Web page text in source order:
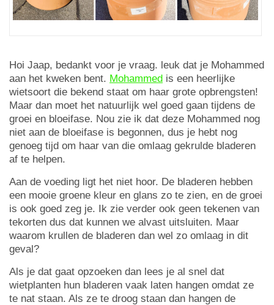
Hoi Jaap, bedankt voor je vraag. leuk dat je Mohammed
aan het kweken bent. Mohammed is een heerlijke
wietsoort die bekend staat om haar grote opbrengsten!
Maar dan moet het natuurlijk wel goed gaan tijdens de
groei en bloeifase. Nou zie ik dat deze Mohammed nog
niet aan de bloeifase is begonnen, dus je hebt nog
genoeg tijd om haar van die omlaag gekrulde bladeren
af te helpen.
Aan de voeding ligt het niet hoor. De bladeren hebben
een mooie groene kleur en glans zo te zien, en de groei
is ook goed zeg je. Ik zie verder ook geen tekenen van
tekorten dus dat kunnen we alvast uitsluiten. Maar
waarom krullen de bladeren dan wel zo omlaag in dit
geval?
Als je dat gaat opzoeken dan lees je al snel dat
wietplanten hun bladeren vaak laten hangen omdat ze
te nat staan. Als ze te droog staan dan hangen de